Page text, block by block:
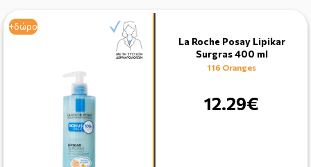
+δώρο
+δώρο
La Roche Posay Lipikar
Surgras 400 ml
116 Oranges
12.29€